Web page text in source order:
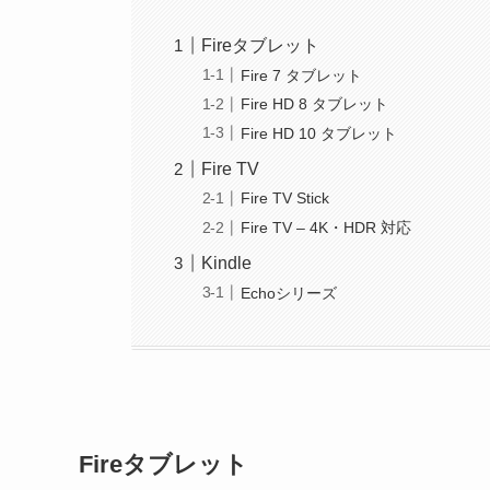
Fireタブレット
Fire 7 タブレット
Fire HD 8 タブレット
Fire HD 10 タブレット
Fire TV
Fire TV Stick
Fire TV – 4K・HDR 対応
Kindle
Echoシリーズ
Fireタブレット